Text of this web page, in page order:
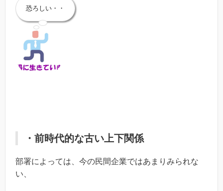
恐ろしい・・
・前時代的な古い上下関係
部署によっては、今の民間企業ではあまりみられな
い、